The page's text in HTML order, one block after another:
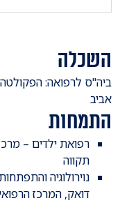
השכלה
​ביה"ס לרפואה:
אביב
התמחות
​רפואת ילדים –
תקווה
נוירולוגיה
דואק, המרכז